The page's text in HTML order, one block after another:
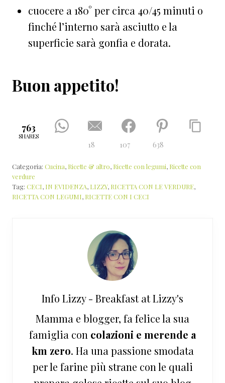
cuocere a 180° per circa 40/45 minuti o
finché l’interno sarà asciutto e la
superficie sarà gonfia e dorata.
Buon appetito!
763
SHARES
18 107 638
Categoria: Cucina, Ricette & altro, Ricette con legumi, Ricette con
verdure
Tag: CECI, IN EVIDENZA, LIZZY, RICETTA CON LE VERDURE,
RICETTA CON LEGUMI, RICETTE CON I CECI
Info Lizzy - Breakfast at Lizzy's
Mamma e blogger, fa felice la sua
famiglia con colazioni e merende a
km zero. Ha una passione smodata
per le farine più strane con le quali